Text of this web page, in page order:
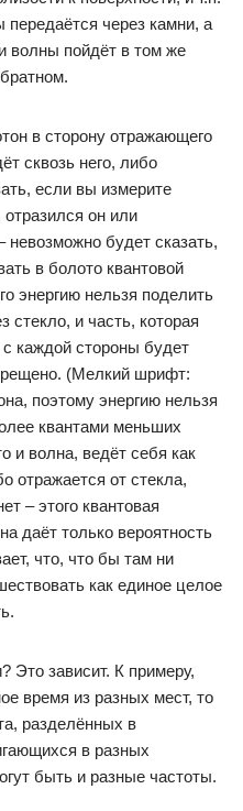
передаётся через камни, а
волны пойдёт в том же
в сторону отражающего
сквозь него, либо
если вы измерите
он или
будет сказать,
в болото квантовой
энергию нельзя поделить
стекло, и часть, которая
с каждой стороны будет
(Мелкий шрифт:
поэтому энергию нельзя
квантами меньших
и волна, ведёт себя как
отражается от стекла,
– этого квантовая
даёт только вероятность
что, что бы там ни
как единое целое
Это зависит. К примеру,
время из разных мест, то
разделённых в
в разных
быть и разные частоты.